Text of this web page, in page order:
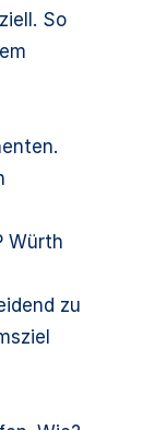
So
Würth
zu